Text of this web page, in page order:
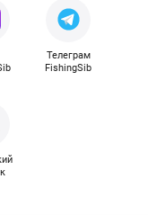
Телеграм
FishingSib